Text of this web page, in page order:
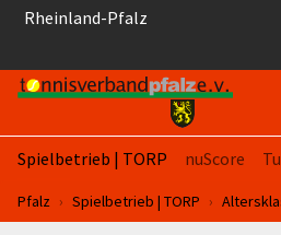
Springe zum Seiteninhalt
Rheinland-Pfalz
Spielbetrieb | TORP nuScore
Sie sind hier:
Pfalz Spielbetrieb | TORP